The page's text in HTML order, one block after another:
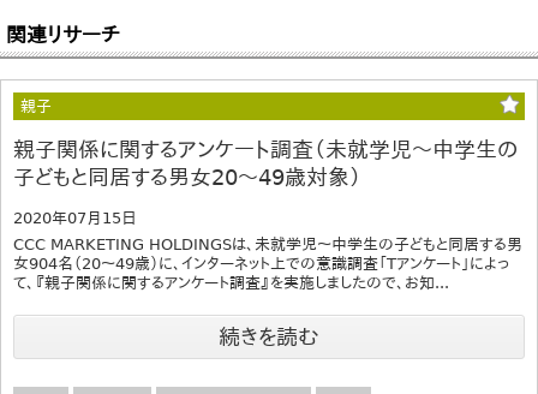
関連リサーチ
親子
親子関係に関するアンケート調査（未就学児～中学生の
子どもと同居する男女20～49歳対象）
2020年07月15日
CCC MARKETING HOLDINGSは、未就学児～中学生の子どもと同居する男
女904名（20～49歳）に、インターネット上での意識調査「Tアンケート」によっ
て、『親子関係に関するアンケート調査』を実施しましたので、お知...
続きを読む